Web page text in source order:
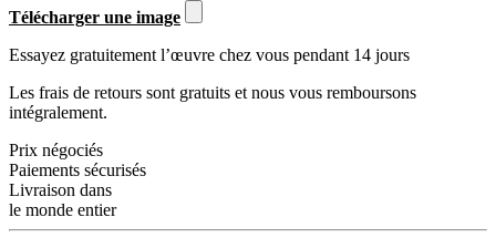
Télécharger une image
Essayez gratuitement l’œuvre chez vous pendant 14 jours
Les frais de retours sont gratuits et nous vous remboursons
intégralement.
Prix négociés
Paiements sécurisés
Livraison dans
le monde entier